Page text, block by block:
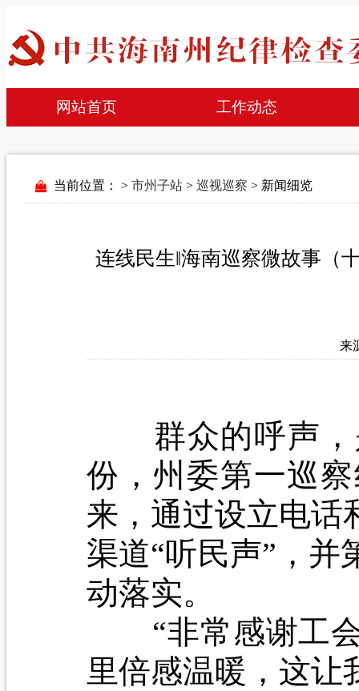
网站首页 工作动态
当前位置： > 市州子站> 巡视巡察 > 新闻细览
连线民生‖海南巡察微故事（
来
群众的呼声，
份，州委第一巡
来，通过设立电话
渠道“听民声”，并
动落实。
“非常感谢工会
里倍感温暖，这让